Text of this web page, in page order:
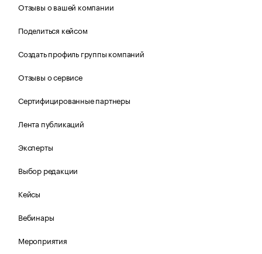
Отзывы о вашей компании
Поделиться кейсом
Создать профиль группы компаний
Отзывы о сервисе
Сертифицированные партнеры
Лента публикаций
Эксперты
Выбор редакции
Кейсы
Вебинары
Мероприятия